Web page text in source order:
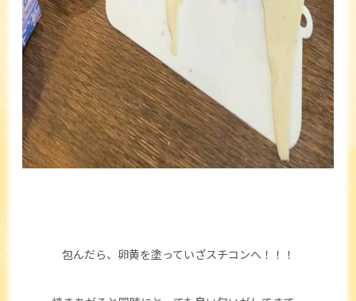
包んだら、卵黄を塗っていざスチコンへ！！！